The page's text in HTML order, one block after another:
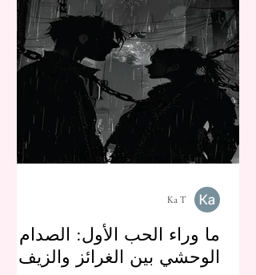
ما وراء الحب الأول: الصدام
الوحشي بين الغرائز والزيف
Ka T